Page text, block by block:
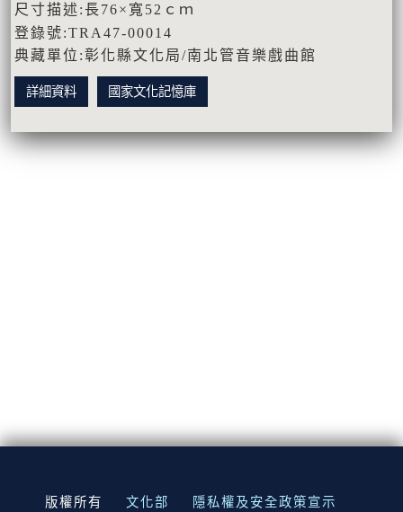
尺寸描述:長76×寬52ｃｍ
登錄號:TRA47-00014
典藏單位:彰化縣文化局/南北管音樂戲曲館
詳細資料 國家文化記憶庫
:::
版權所有 文化部 隱私權及安全政策宣示